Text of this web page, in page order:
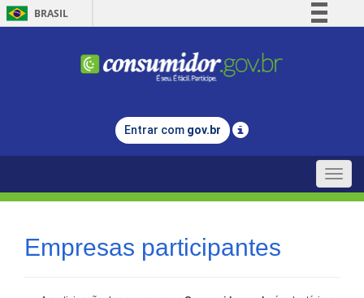
BRASIL
Comunica BR
Legislação
Entrar com gov.br
Toggle
Empresas participantes